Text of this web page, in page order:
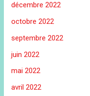
décembre 2022
octobre 2022
septembre 2022
juin 2022
mai 2022
avril 2022